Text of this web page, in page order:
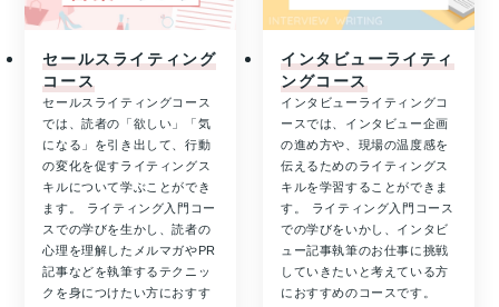
セールスライティング
コース
セールスライティングコース
では、読者の「欲しい」「気
になる」を引き出して、行動
の変化を促すライティングス
キルについて学ぶことができ
ます。 ライティング入門コー
スでの学びを生かし、読者の
心理を理解したメルマガやPR
記事などを執筆するテクニッ
クを身につけたい方におすす
インタビューライティ
ングコース
インタビューライティングコ
ースでは、インタビュー企画
の進め方や、現場の温度感を
伝えるためのライティングス
キルを学習することができま
す。 ライティング入門コース
での学びをいかし、インタビ
ュー記事執筆のお仕事に挑戦
していきたいと考えている方
におすすめのコースです。